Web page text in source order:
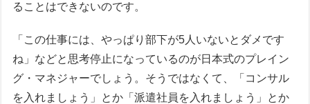
ることはできないのです。
「この仕事には、やっぱり部下が5人いないとダメです
ね」などと思考停止になっているのが日本式のプレイン
グ・マネジャーでしょう。そうではなくて、「コンサル
を入れましょう」とか「派遣社員を入れましょう」とか